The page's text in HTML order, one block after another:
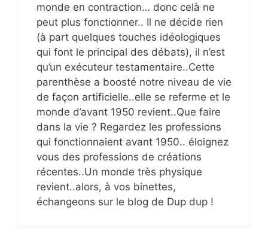
monde en contraction… donc celà ne
peut plus fonctionner.. Il ne décide rien
(à part quelques touches idéologiques
qui font le principal des débats), il n’est
qu’un exécuteur testamentaire..Cette
parenthèse a boosté notre niveau de vie
de façon artificielle..elle se referme et le
monde d’avant 1950 revient..Que faire
dans la vie ? Regardez les professions
qui fonctionnaient avant 1950.. éloignez
vous des professions de créations
récentes..Un monde très physique
revient..alors, à vos binettes,
échangeons sur le blog de Dup dup !